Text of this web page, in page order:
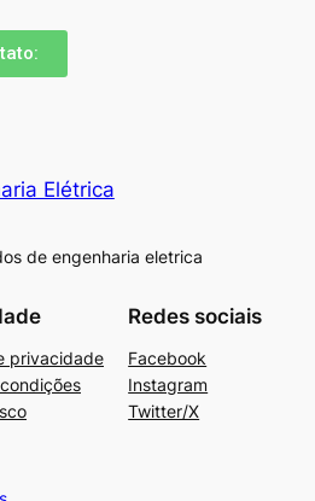
Elétrica
de engenharia eletrica
privacidade
Redes sociais
Facebook
Instagram
Twitter/X